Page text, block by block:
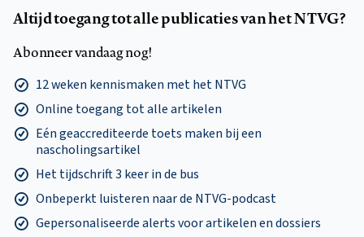
Altijd toegang tot alle publicaties van het NTVG?
Abonneer vandaag nog!
12 weken kennismaken met het NTVG
Online toegang tot alle artikelen
Eén geaccrediteerde toets maken bij een
nascholingsartikel
Het tijdschrift 3 keer in de bus
Onbeperkt luisteren naar de NTVG-podcast
Gepersonaliseerde alerts voor artikelen en dossiers